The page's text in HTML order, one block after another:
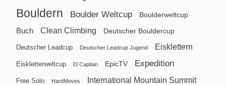
Bouldern Boulder Weltcup Boulderweltcup
Buch Clean Climbing Deutscher Bouldercup
Deutscher Leadcup Deutscher Leadcup Jugend Eisklettern
Eiskletterweltcup El Capitan EpicTV Expedition
Free Solo HardMoves International Mountain Summit